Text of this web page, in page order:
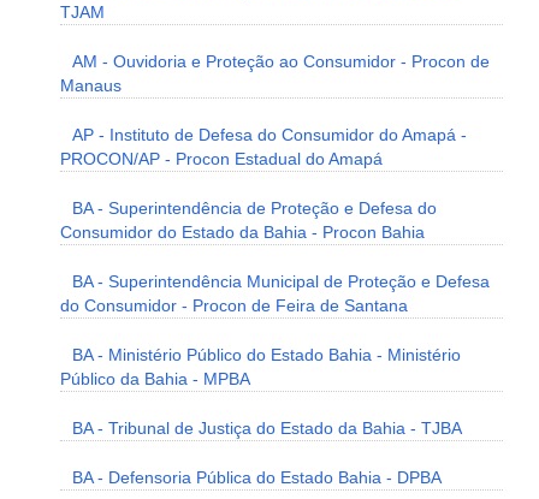
TJAM
AM - Ouvidoria e Proteção ao Consumidor - Procon de
Manaus
AP - Instituto de Defesa do Consumidor do Amapá -
PROCON/AP - Procon Estadual do Amapá
BA - Superintendência de Proteção e Defesa do
Consumidor do Estado da Bahia - Procon Bahia
BA - Superintendência Municipal de Proteção e Defesa
do Consumidor - Procon de Feira de Santana
BA - Ministério Público do Estado Bahia - Ministério
Público da Bahia - MPBA
BA - Tribunal de Justiça do Estado da Bahia - TJBA
BA - Defensoria Pública do Estado Bahia - DPBA